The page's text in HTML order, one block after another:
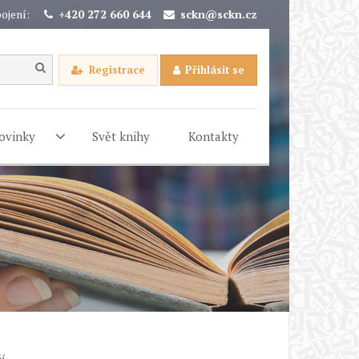
+420 272 660 644 sckn@sckn.cz
Registrace Přihlásit se
Svět knihy Kontakty